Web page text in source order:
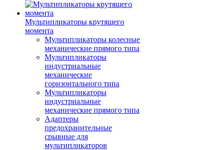
Мультипликаторы крутящего
момента
Мультипликаторы колесные
механические прямого типа
Мультипликаторы
индустриальные
механические
горизонтального типа
Мультипликаторы
индустриальные
механические прямого типа
Адаптеры
предохранительные
срывные для
мультипликаторов